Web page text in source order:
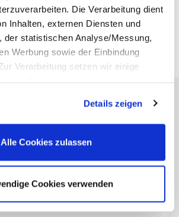
Die Verarbeitung dient
Inhalten, externen Diensten und
der statistischen Analyse/Messung,
Werbung sowie der Einbindung
Verarbeitung setzen wir einige
in Länder, die nicht Bestandteil des
Einwilligung dürfen wir nur die
Technologien auf Ihren Endgeräten
Für alle anderen
Marketing) ist Ihre
Details zeigen
Alle Cookies zulassen
Cookies verwenden
Fog Fluids
MSDS